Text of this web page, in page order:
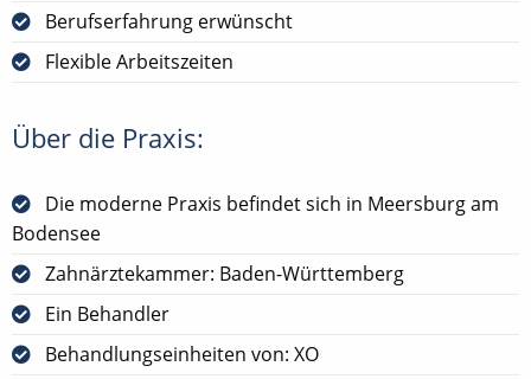
Berufserfahrung erwünscht
Flexible Arbeitszeiten
Über die Praxis:
Die moderne Praxis befindet sich in Meersburg am
Bodensee
Zahnärztekammer: Baden-Württemberg
Ein Behandler
Behandlungseinheiten von: XO